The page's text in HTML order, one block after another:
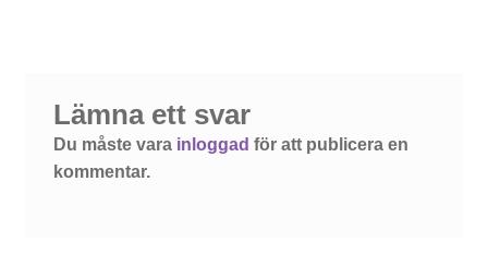
Lämna ett svar
Du måste vara inloggad för att publicera en
kommentar.